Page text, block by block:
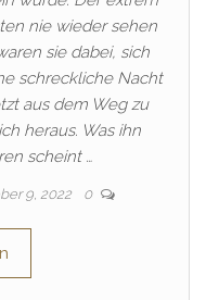
nie wieder sehen
sie dabei, sich
schreckliche Nacht
aus dem Weg zu
heraus. Was ihn
scheint …
9, 2022 0